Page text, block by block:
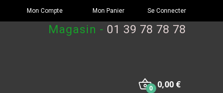
Mon Compte Mon Panier Se Connecter
Magasin - 01 39 78 78 78
0,00 €
0